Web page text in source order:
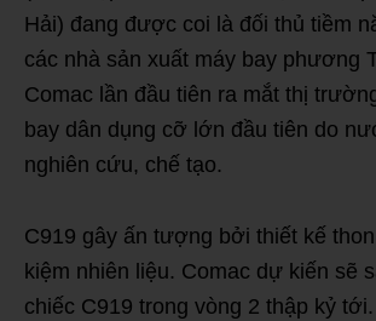
Hải) đang được coi là đối thủ tiềm
các nhà sản xuất máy bay phương
Comac lần đầu tiên ra mắt thị
bay dân dụng cỡ lớn đầu tiên do
nghiên cứu, chế tạo.
C919 gây ấn tượng bởi thiết kế
kiệm nhiên liệu. Comac dự kiến sẽ
chiếc C919 trong vòng 2 thập kỷ